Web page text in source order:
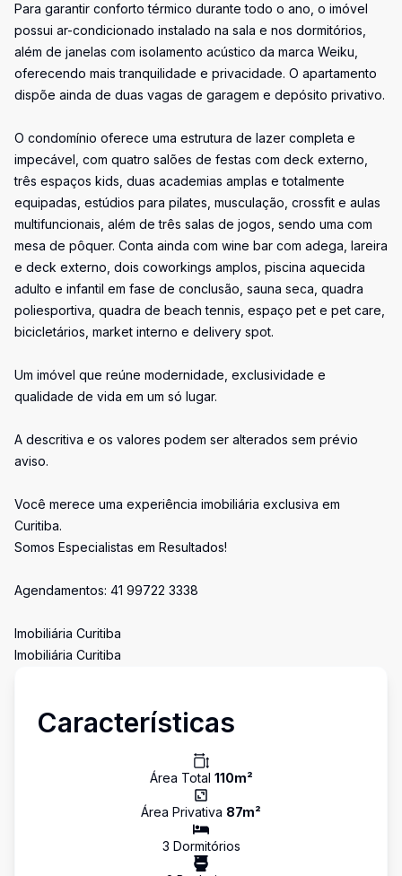
Para garantir conforto térmico durante todo o ano, o imóvel
possui ar-condicionado instalado na sala e nos dormitórios,
além de janelas com isolamento acústico da marca Weiku,
oferecendo mais tranquilidade e privacidade. O apartamento
dispõe ainda de duas vagas de garagem e depósito privativo.
O condomínio oferece uma estrutura de lazer completa e
impecável, com quatro salões de festas com deck externo,
três espaços kids, duas academias amplas e totalmente
equipadas, estúdios para pilates, musculação, crossfit e aulas
multifuncionais, além de três salas de jogos, sendo uma com
mesa de pôquer. Conta ainda com wine bar com adega, lareira
e deck externo, dois coworkings amplos, piscina aquecida
adulto e infantil em fase de conclusão, sauna seca, quadra
poliesportiva, quadra de beach tennis, espaço pet e pet care,
bicicletários, market interno e delivery spot.
Um imóvel que reúne modernidade, exclusividade e
qualidade de vida em um só lugar.
A descritiva e os valores podem ser alterados sem prévio
aviso.
Você merece uma experiência imobiliária exclusiva em
Curitiba.
Somos Especialistas em Resultados!
Agendamentos: 41 99722 3338
Imobiliária Curitiba
Imobiliária Curitiba
Características
Área Total 110m²
Área Privativa 87m²
3 Dormitórios